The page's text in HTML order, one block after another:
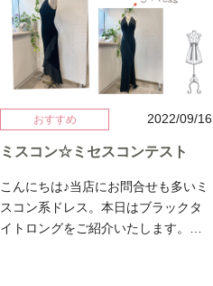
ッキリ見せてくれて可愛らしさも演
出してくれます♫ウエストは切り返し
部分の場所がちょうど綺麗にくびれ
を見せてくれます♪首が詰まっている
デザインが苦手な方もでも二の腕の
透け感もありスッキリ着ていただけ
センチ着用写真になります
おすすめ 2022/09/16
ミスコン☆ミセスコンテスト
こんにちは♪当店にお問合せも多いミ
スコン系ドレス。本日はブラックタ
イトロングをご紹介いたします。セ